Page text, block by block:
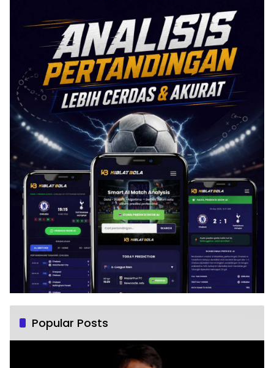
Popular Posts